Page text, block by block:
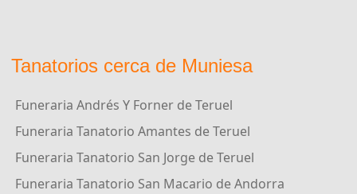
Tanatorios cerca de Muniesa
Funeraria Andrés Y Forner de Teruel
Funeraria Tanatorio Amantes de Teruel
Funeraria Tanatorio San Jorge de Teruel
Funeraria Tanatorio San Macario de Andorra